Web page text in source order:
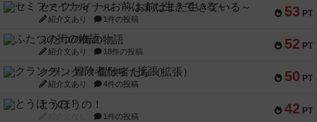
53 PT
セミファイナル ～お前はまだ生きている～
紹介文あり 1件の投稿
52 PT
ふたつの街の物語
紹介文あり 18件の投稿
50 PT
クランク! ：冒険者たち（拡張）
紹介文あり 4件の投稿
42 PT
とうほうの！
1件の投稿